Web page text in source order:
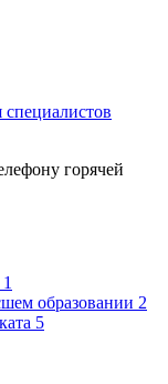
специалистов
горячей